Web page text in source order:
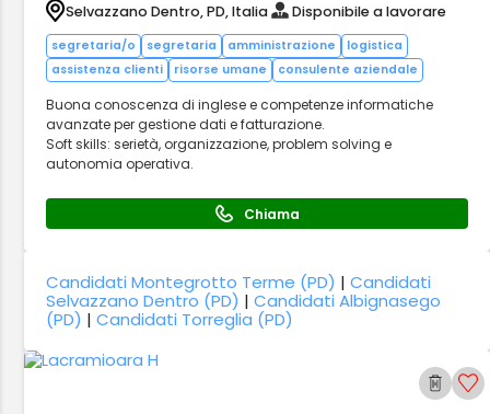
Selvazzano Dentro, PD, Italia Disponibile a lavorare
segretaria/o segretaria amministrazione
logistica
assistenza clienti
risorse umane consulente aziendale
Buona conoscenza di inglese e competenze informatiche
avanzate per gestione dati e fatturazione.
Soft skills: serietà, organizzazione, problem solving e
autonomia operativa.
Chiama
Candidati Montegrotto Terme (PD) |Candidati
Selvazzano Dentro (PD) |Candidati Albignasego
(PD) |Candidati Torreglia (PD)